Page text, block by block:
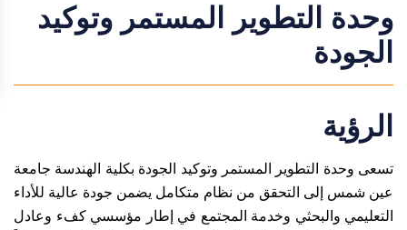
وحدة التطوير المستمر وتوكيد
الجودة
الرؤية
تسعى وحدة التطوير المستمر وتوكيد الجودة بكلية الهندسة جامعة
عين شمس إلى التحقق من نظام متكامل يضمن جودة عالية للأداء
التعليمي والبحثي وخدمة المجتمع في إطار مؤسسي كفء وعادل